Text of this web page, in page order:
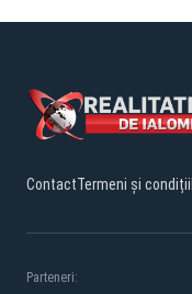
ContactTermeni și condiții
Parteneri: